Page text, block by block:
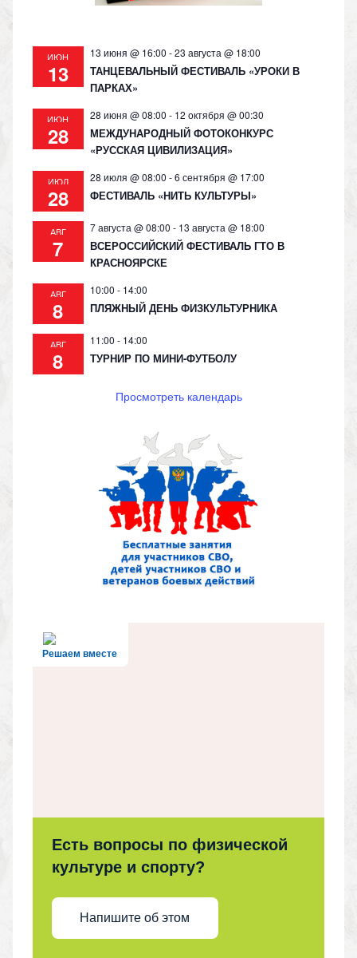
ИЮН
13
13 июня @ 16:00 -23 августа @ 18:00
ТАНЦЕВАЛЬНЫЙ ФЕСТИВАЛЬ «УРОКИ В
ПАРКАХ»
ИЮН
28
28 июня @ 08:00 - 12 октября @ 00:30
МЕЖДУНАРОДНЫЙ ФОТОКОНКУРС
«РУССКАЯ ЦИВИЛИЗАЦИЯ»
ИЮЛ
28
28 июля @ 08:00 -6 сентября @ 17:00
ФЕСТИВАЛЬ «НИТЬ КУЛЬТУРЫ»
АВГ
7
7 августа @ 08:00 - 13 августа @ 18:00
ВСЕРОССИЙСКИЙ ФЕСТИВАЛЬ ГТО В
КРАСНОЯРСКЕ
АВГ
8
10:00 - 14:00
ПЛЯЖНЫЙ ДЕНЬ ФИЗКУЛЬТУРНИКА
АВГ
8
11:00 - 14:00
ТУРНИР ПО МИНИ-ФУТБОЛУ
Просмотреть календарь
Решаем вместе
Есть вопросы по физической
культуре и спорту?
Напишите об этом